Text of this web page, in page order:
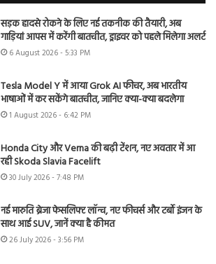
सड़क हादसे रोकने के लिए नई तकनीक की तैयारी, अब
गाड़ियां आपस में करेंगी बातचीत, ड्राइवर को पहले मिलेगा अलर्ट
6 August 2026 - 5:33 PM
Tesla Model Y में आया Grok AI फीचर, अब भारतीय
भाषाओं में कर सकेंगे बातचीत, जानिए क्या-क्या बदलेगा
1 August 2026 - 6:42 PM
Honda City और Verna की बढ़ी टेंशन, नए अवतार में आ
रही Skoda Slavia Facelift
30 July 2026 - 7:48 PM
नई मारुति ब्रेजा फेसलिफ्ट लॉन्च, नए फीचर्स और टर्बो इंजन के
साथ आई SUV, जानें क्या है कीमत
26 July 2026 - 3:56 PM